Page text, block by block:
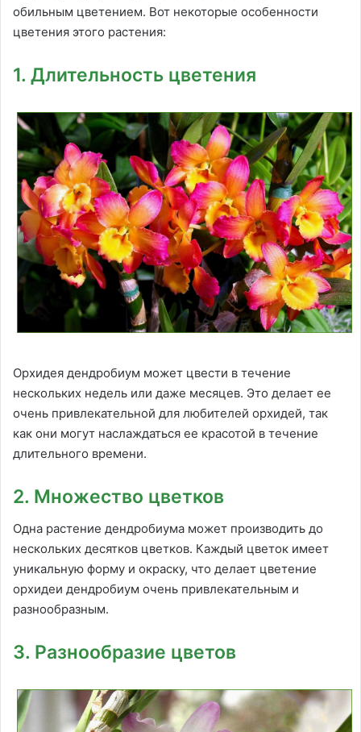
обильным цветением. Вот некоторые особенности
цветения этого растения:
1. Длительность цветения
Орхидея дендробиум может цвести в течение
нескольких недель или даже месяцев. Это делает ее
очень привлекательной для любителей орхидей, так
как они могут наслаждаться ее красотой в течение
длительного времени.
2. Множество цветков
Одна растение дендробиума может производить до
нескольких десятков цветков. Каждый цветок имеет
уникальную форму и окраску, что делает цветение
орхидеи дендробиум очень привлекательным и
разнообразным.
3. Разнообразие цветов